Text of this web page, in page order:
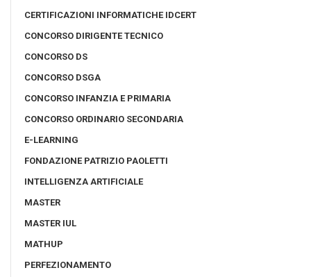
CERTIFICAZIONI INFORMATICHE IDCERT
CONCORSO DIRIGENTE TECNICO
CONCORSO DS
CONCORSO DSGA
CONCORSO INFANZIA E PRIMARIA
CONCORSO ORDINARIO SECONDARIA
E-LEARNING
FONDAZIONE PATRIZIO PAOLETTI
INTELLIGENZA ARTIFICIALE
MASTER
MASTER IUL
MATHUP
PERFEZIONAMENTO